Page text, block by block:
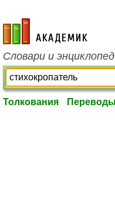
academic.ru
Словари и
Толкования Переводы